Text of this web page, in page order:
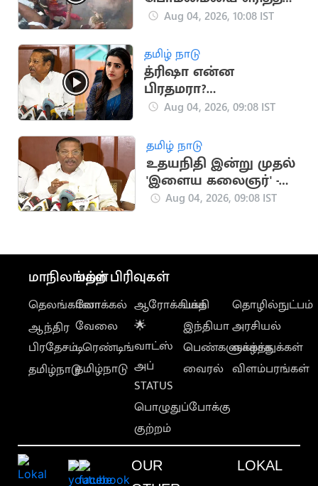
தவெகவினர்
Aug 04, 2026, 10:08 IST
தமிழ் நாடு
த்ரிஷா என்ன
பிரதமரா?
ஆர்.எஸ்.பாரதி கேள்வி
Aug 04, 2026, 09:08 IST
தமிழ் நாடு
உதயநிதி இன்று முதல்
'இளைய கலைஞர்' -
ஆர்.எஸ்.பாரதி
Aug 04, 2026, 09:08 IST
மாநிலங்கள்
தெலங்கானா
ஆந்திர
பிரதேசம்
தமிழ்நாடு
மற்ற பிரிவுகள்
லோக்கல்
வேலை
டிரெண்டிங்
தமிழ்நாடு
ஆரோக்கியம்
🌟
வாட்ஸ்
அப்
STATUS
பொழுதுப்போக்கு
குற்றம்
பக்தி
இந்தியா
பெண்களுக்காக
வைரல்
தொழில்நுட்பம்
அரசியல்
வாழ்த்துக்கள்
விளம்பரங்கள்
OUR
LOKAL